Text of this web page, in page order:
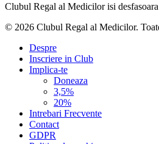
Clubul Regal al Medicilor isi
© 2026 Clubul Regal al Medicilor.
Despre
Inscriere in Club
Implica-te
Doneaza
3,5%
20%
Intrebari Frecvente
Contact
GDPR